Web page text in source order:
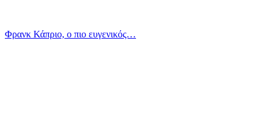
Φρανκ Κάπριο, ο πιο ευγενικός…